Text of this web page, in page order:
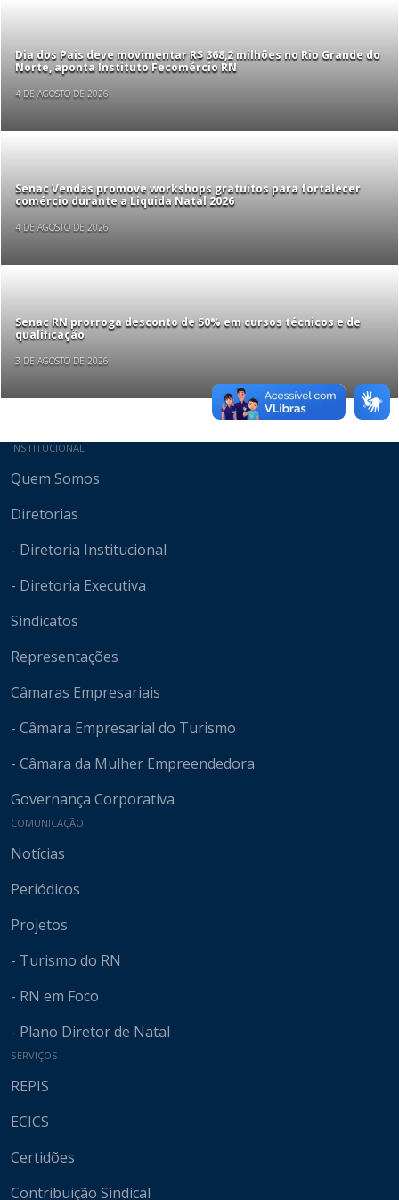
Dia dos Pais deve movimentar R$ 368,2 milhões no Rio Grande do
Norte, aponta Instituto Fecomércio RN
4 DE AGOSTO DE 2026
Senac Vendas promove workshops gratuitos para fortalecer
comércio durante a Liquida Natal 2026
4 DE AGOSTO DE 2026
Senac RN prorroga desconto de 50% em cursos técnicos e de
qualificação
3 DE AGOSTO DE 2026
Mapa do site
INSTITUCIONAL
Quem Somos
Diretorias
- Diretoria Institucional
- Diretoria Executiva
Sindicatos
Representações
Câmaras Empresariais
- Câmara Empresarial do Turismo
- Câmara da Mulher Empreendedora
Governança Corporativa
COMUNICAÇÃO
Notícias
Periódicos
Projetos
- Turismo do RN
- RN em Foco
- Plano Diretor de Natal
SERVIÇOS
REPIS
ECICS
Certidões
Contribuição Sindical